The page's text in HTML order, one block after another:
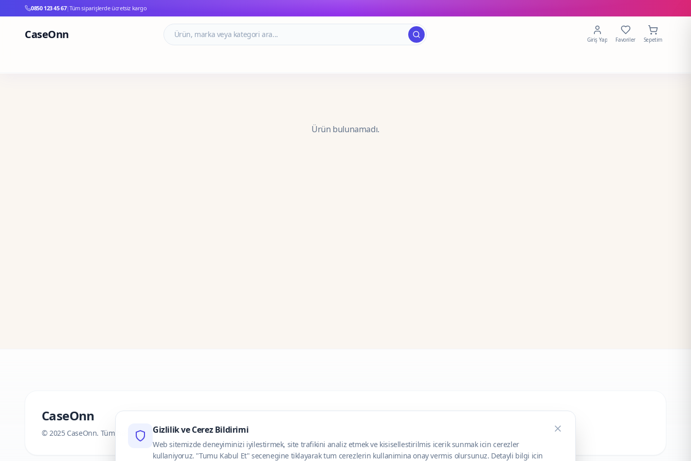
0850 123 45 67|Tüm siparişlerde ücretsiz kargo
CaseOnn Giriş Yap Favoriler Sepetim
Ürün bulunamadı.
CaseOnn
© 2025 CaseOnn. Tüm hakları saklıdır.Gizlilik ve Cerez Bildirimi
Web sitemizde deneyiminizi iyilestirmek, site trafikini analiz etmek ve kisisellestirilmis icerik sunmak icin cerezler
kullaniyoruz. "Tumu Kabul Et" secenegine tiklayarak tum cerezlerin kullanimina onay vermis olursunuz. Detayli bilgi icin